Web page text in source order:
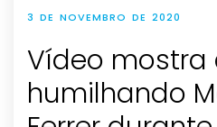
3 DE NOVEMBRO DE 2020
Vídeo
humilhando